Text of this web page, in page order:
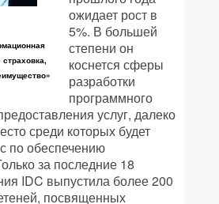
ожидает рост в
5%. В большей
степени он
коснется сферы
разработки
программного
услуг, далеко
среди которых будет
по обеспечению
за последние 18
IDC выпустила более 200
посвященных